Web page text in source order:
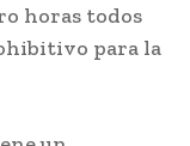
horas todos
para la